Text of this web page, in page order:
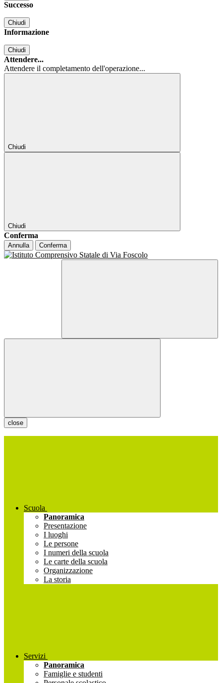
Successo
Chiudi
Informazione
Chiudi
Attendere...
Attendere il completamento dell'operazione...
Chiudi
Chiudi
Conferma
Annulla Conferma
close
Scuola
Panoramica
Presentazione
I luoghi
Le persone
I numeri della scuola
Le carte della scuola
Organizzazione
La storia
Servizi
Panoramica
Famiglie e studenti